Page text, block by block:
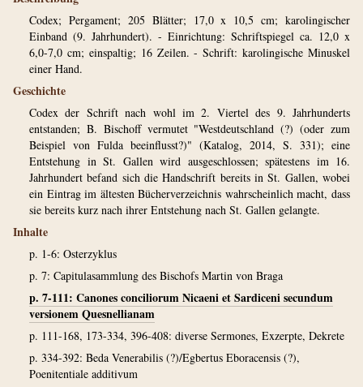
Codex; Pergament; 205 Blätter; 17,0 x 10,5 cm; karolingischer
Einband (9. Jahrhundert). - Einrichtung: Schriftspiegel ca. 12,0 x
6,0-7,0 cm; einspaltig; 16 Zeilen. - Schrift: karolingische Minuskel
einer Hand.
Geschichte
Codex der Schrift nach wohl im 2. Viertel des 9. Jahrhunderts
entstanden; B. Bischoff vermutet "Westdeutschland (?) (oder zum
Beispiel von Fulda beeinflusst?)" (Katalog, 2014, S. 331); eine
Entstehung in St. Gallen wird ausgeschlossen; spätestens im 16.
Jahrhundert befand sich die Handschrift bereits in St. Gallen, wobei
ein Eintrag im ältesten Bücherverzeichnis wahrscheinlich macht, dass
sie bereits kurz nach ihrer Entstehung nach St. Gallen gelangte.
Inhalte
p. 1-6: Osterzyklus
p. 7: Capitulasammlung des Bischofs Martin von Braga
p. 7-111: Canones conciliorum Nicaeni et Sardiceni secundum
versionem Quesnellianam
p. 111-168, 173-334, 396-408: diverse Sermones, Exzerpte, Dekrete
p. 334-392: Beda Venerabilis (?)/Egbertus Eboracensis (?),
Poenitentiale additivum